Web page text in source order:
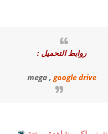
روابط التحميل :
mega , google drive